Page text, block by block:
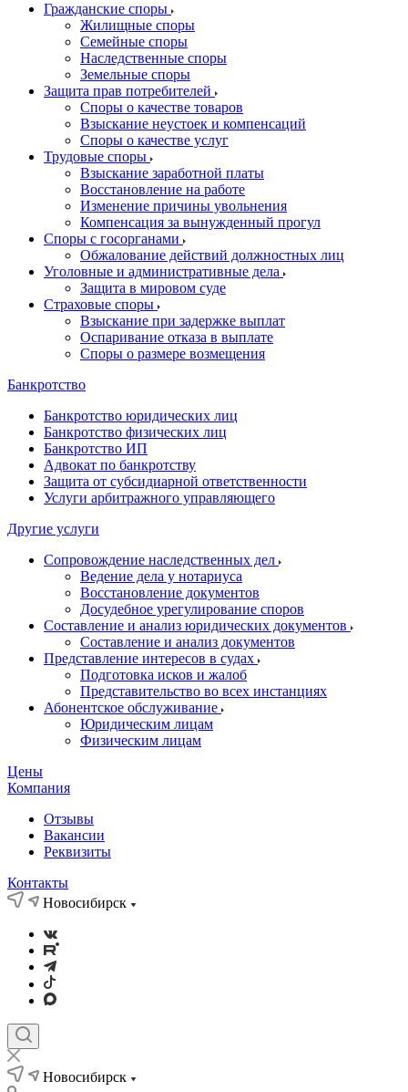
Гражданские споры
Жилищные споры
Семейные споры
Наследственные споры
Земельные споры
Защита прав потребителей
Споры о качестве товаров
Взыскание неустоек и компенсаций
Споры о качестве услуг
Трудовые споры
Взыскание заработной платы
Восстановление на работе
Изменение причины увольнения
Компенсация за вынужденный прогул
Споры с госорганами
Обжалование действий должностных лиц
Уголовные и административные дела
Защита в мировом суде
Страховые споры
Взыскание при задержке выплат
Оспаривание отказа в выплате
Споры о размере возмещения
Банкротство
Банкротство юридических лиц
Банкротство физических лиц
Банкротство ИП
Адвокат по банкротству
Защита от субсидиарной ответственности
Услуги арбитражного управляющего
Другие услуги
Сопровождение наследственных дел
Ведение дела у нотариуса
Восстановление документов
Досудебное урегулирование споров
Составление и анализ юридических документов
Составление и анализ документов
Представление интересов в судах
Подготовка исков и жалоб
Представительство во всех инстанциях
Абонентское обслуживание
Юридическим лицам
Физическим лицам
Цены
Компания
Отзывы
Вакансии
Реквизиты
Контакты
Новосибирск
Новосибирск